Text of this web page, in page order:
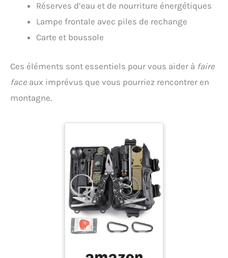
Réserves d’eau et de nourriture énergétiques
Lampe frontale avec piles de rechange
Carte et boussole
Ces éléments sont essentiels pour vous aider à faire
face aux imprévus que vous pourriez rencontrer en
montagne.